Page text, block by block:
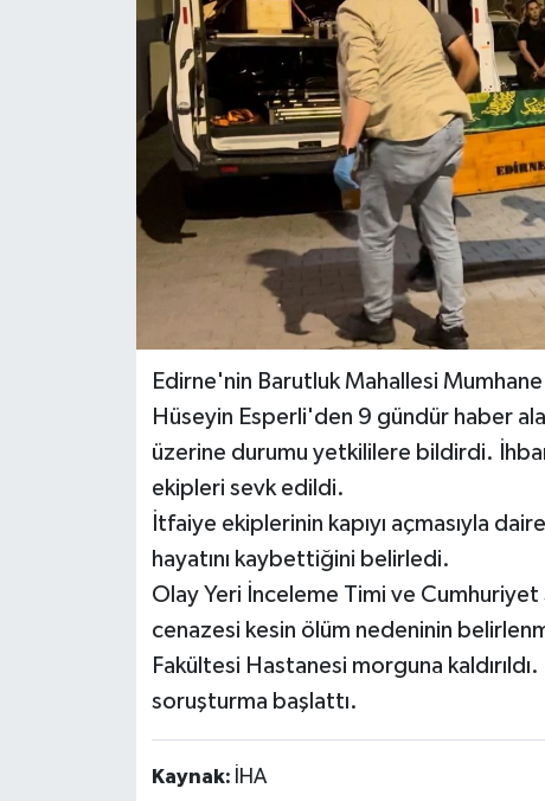
Edirne'nin Barutluk Mahallesi
Hüseyin Esperli'den 9 gündür haber
üzerine durumu yetkililere bildirdi.
ekipleri sevk edildi.
İtfaiye ekiplerinin kapıyı açmasıyla
hayatını kaybettiğini belirledi.
Olay Yeri İnceleme Timi ve Cumhuriyet
cenazesi kesin ölüm nedeninin
Fakültesi Hastanesi morguna
soruşturma başlattı.
Kaynak: İHA
RÖPORTAJ
VİDEO HABERLER
RESMİ İLAN
MAGAZİN